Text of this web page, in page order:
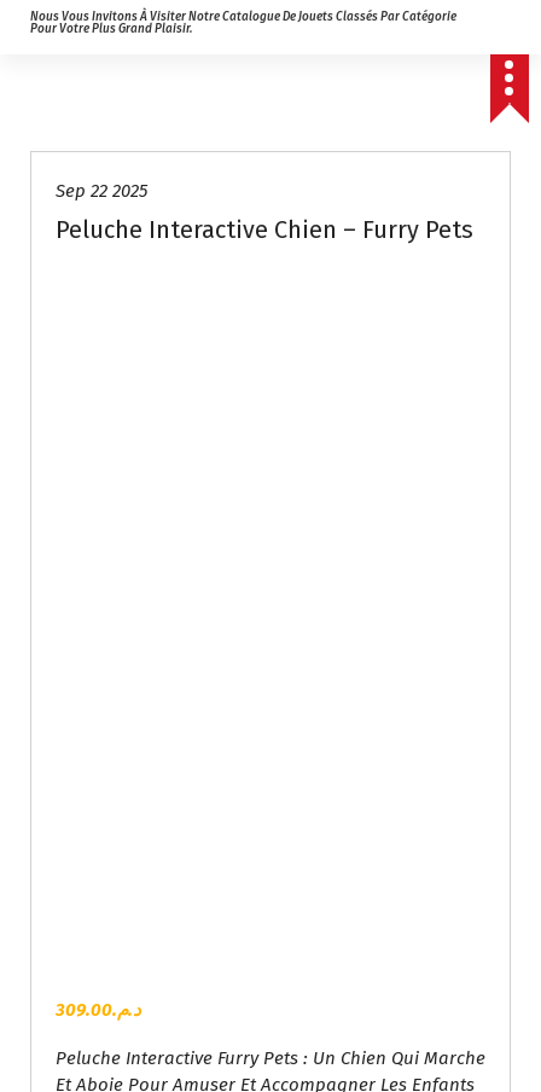
Nous Vous Invitons À Visiter Notre Catalogue De Jouets Classés Par Catégorie
Pour Votre Plus Grand Plaisir.
Sep 22 2025
Peluche Interactive Chien – Furry Pets
د.م.309.00
Peluche Interactive Furry Pets : Un Chien Qui Marche
Et Aboie Pour Amuser Et Accompagner Les Enfants